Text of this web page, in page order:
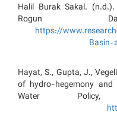
Halil Burak Sakal.
Rogun
https://
Basin-
Hayat, S., Gupta, J.,
of hydro-hegemony and
Water Policy,